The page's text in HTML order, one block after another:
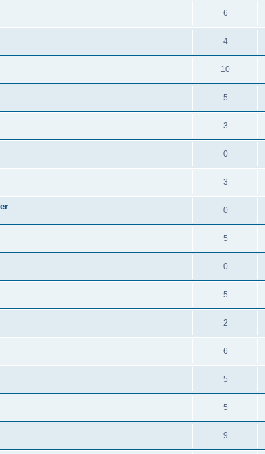
6
4
10
5
3
0
3
0
5
0
5
2
6
5
5
9